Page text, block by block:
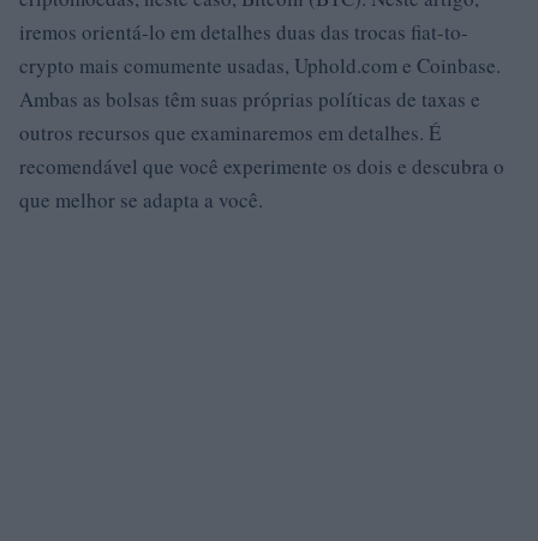
iremos orientá-lo em detalhes duas das trocas fiat-to-
crypto mais comumente usadas, Uphold.com e Coinbase.
Ambas as bolsas têm suas próprias políticas de taxas e
outros recursos que examinaremos em detalhes. É
recomendável que você experimente os dois e descubra o
que melhor se adapta a você.